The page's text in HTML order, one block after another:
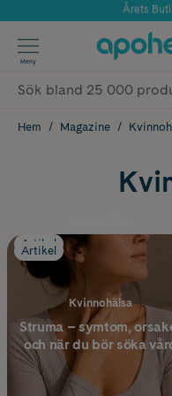
Årets
Använd kod:
✓
Meny
Hem Magazine
ArtikelVad är hypotyreos?
Symtom, orsaker och
behandling
Artikel
Kvinnohälsa
Struma – symtom,
och när du bör söka